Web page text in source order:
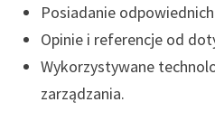
Posiadanie
Opinie i referencje od
Wykorzystywane
zarządzania.